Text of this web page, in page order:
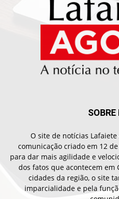
SOBRE
O site de notícias
comunicação criado em 12
para dar mais agilidade e
dos fatos que acontecem em
cidades da região, o site
imparcialidade e pela